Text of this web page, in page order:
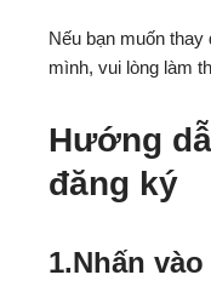
Nếu bạn muốn thay
mình, vui lòng làm
Hướng
đăng ký
1.Nhấn